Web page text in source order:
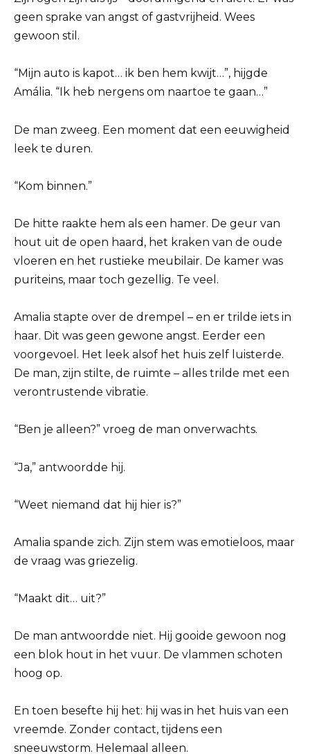
geen sprake van angst of gastvrijheid. Wees
gewoon stil.
“Mijn auto is kapot… ik ben hem kwijt…”, hijgde
Amália. “Ik heb nergens om naartoe te gaan…”
De man zweeg. Een moment dat een eeuwigheid
leek te duren.
“Kom binnen.”
De hitte raakte hem als een hamer. De geur van
hout uit de open haard, het kraken van de oude
vloeren en het rustieke meubilair. De kamer was
puriteins, maar toch gezellig. Te veel.
Amalia stapte over de drempel – en er trilde iets in
haar. Dit was geen gewone angst. Eerder een
voorgevoel. Het leek alsof het huis zelf luisterde.
De man, zijn stilte, de ruimte – alles trilde met een
verontrustende vibratie.
“Ben je alleen?” vroeg de man onverwachts.
“Ja,” antwoordde hij.
“Weet niemand dat hij hier is?”
Amalia spande zich. Zijn stem was emotieloos, maar
de vraag was griezelig.
“Maakt dit… uit?”
De man antwoordde niet. Hij gooide gewoon nog
een blok hout in het vuur. De vlammen schoten
hoog op.
En toen besefte hij het: hij was in het huis van een
vreemde. Zonder contact, tijdens een
sneeuwstorm. Helemaal alleen.